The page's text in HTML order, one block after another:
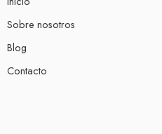
Sobre nosotros
Blog
Contacto